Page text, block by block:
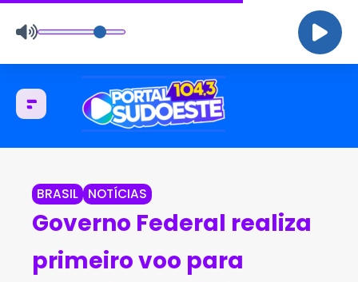
BRASIL NOTÍCIAS
Governo Federal realiza
primeiro voo para